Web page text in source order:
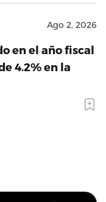
Ago 2, 2026
en el año fiscal
4.2% en la